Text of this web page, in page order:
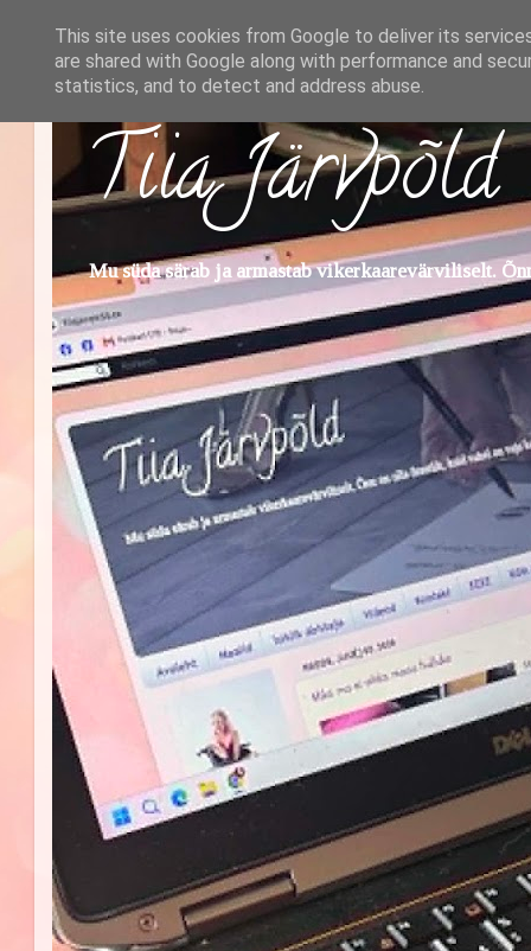
Tiia Järvpõld
Mu süda särab ja armastab vikerkaarevärviliselt.
This site uses cookies from Google to deliver its
are shared with Google along with performance and
statistics, and to detect and address abuse.